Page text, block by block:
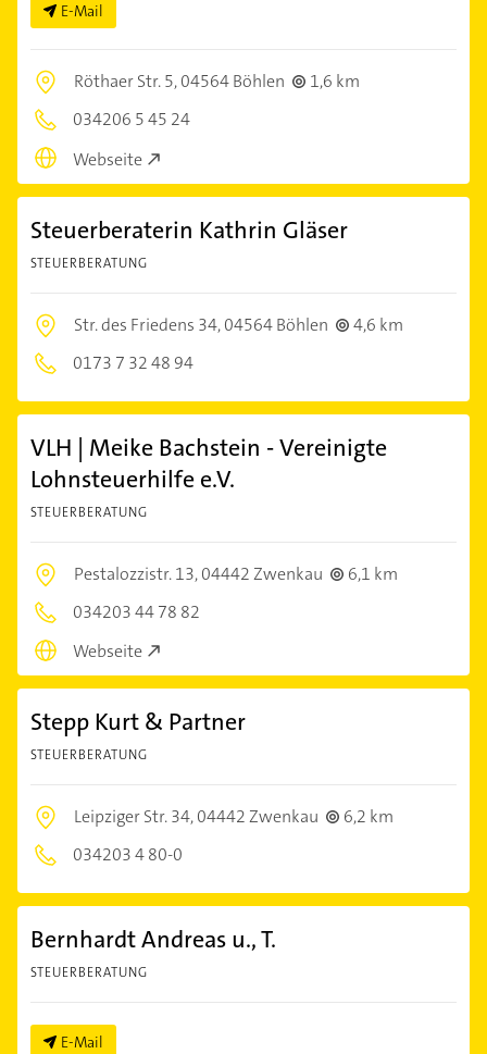
E-Mail
Röthaer Str. 5,04564 Böhlen
1,6 km
034206 5 45 24
Webseite
Steuerberaterin Kathrin Gläser
STEUERBERATUNG
Str. des Friedens 34,04564 Böhlen
4,6 km
0173 7 32 48 94
VLH | Meike Bachstein - Vereinigte
Lohnsteuerhilfe e.V.
STEUERBERATUNG
Pestalozzistr. 13,04442 Zwenkau
6,1 km
034203 44 78 82
Webseite
Stepp Kurt & Partner
STEUERBERATUNG
Leipziger Str. 34,04442 Zwenkau
6,2 km
034203 4 80-0
Bernhardt Andreas u., T.
STEUERBERATUNG
E-Mail